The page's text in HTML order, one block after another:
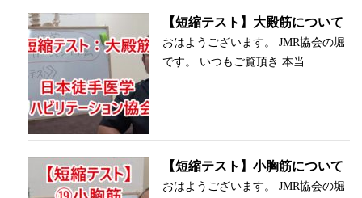
【短縮テスト】大殿筋について
おはようございます。 JMR協会の堀
です。 いつもご覧頂き 本当...
【短縮テスト】小胸筋について
おはようございます。 JMR協会の堀